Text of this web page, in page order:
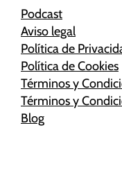
Podcast
Aviso legal
Política de
Política de Cookies
Términos y
Términos y
Blog